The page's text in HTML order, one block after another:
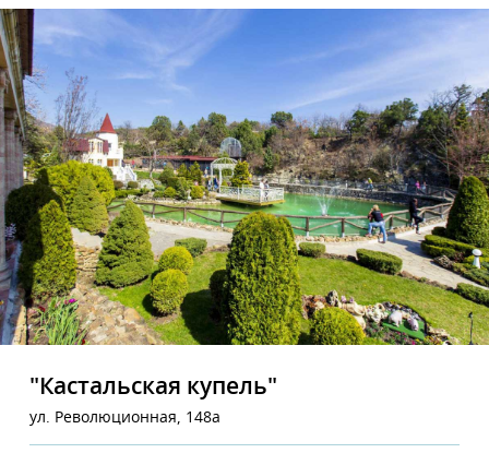
"Кастальская купель"
ул. Революционная, 148а